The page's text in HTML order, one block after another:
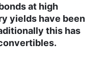
at high
yields have been
this has